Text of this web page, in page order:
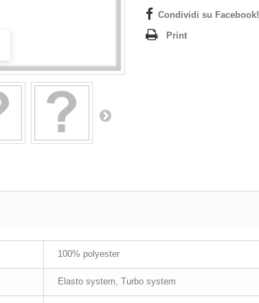
Condividi su Facebook!
Print
100% polyester
Elasto system, Turbo system